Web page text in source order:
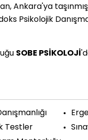
Ankara'ya
Psikolojik
SOBE PSİKOLOJİ
Testler